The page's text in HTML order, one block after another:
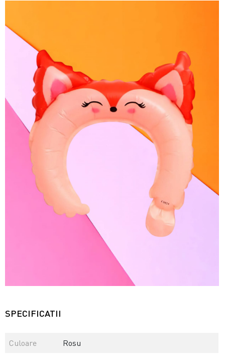
SPECIFICATII
Culoare
Rosu